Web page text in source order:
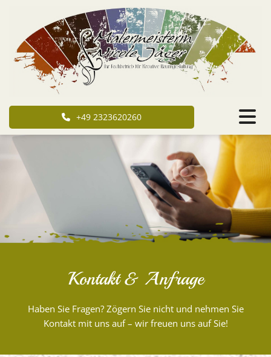
+49 2323620260
Kontakt & Anfrage
Haben Sie Fragen? Zögern Sie nicht und nehmen Sie
Kontakt mit uns auf – wir freuen uns auf Sie!